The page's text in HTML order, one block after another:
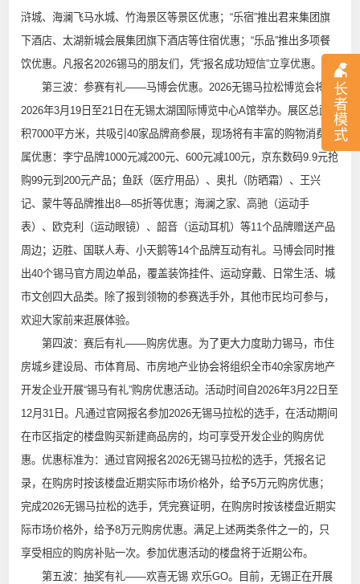
长
者
模
式
浒城、海澜飞马水城、竹海景区等景区优惠；“乐宿”推出君来集团旗
下酒店、太湖新城会展集团旗下酒店等住宿优惠；“乐品”推出多项餐
饮优惠。凡报名2026锡马的朋友们，凭“报名成功短信”立享优惠。
第三波：参赛有礼——马博会优惠。2026无锡马拉松博览会将于
2026年3月19日至21日在无锡太湖国际博览中心A馆举办。展区总面
积7000平方米，共吸引40家品牌商参展，现场将有丰富的购物消费专
属优惠：李宁品牌1000元减200元、600元减100元，京东数码9.9元抢
购99元到200元产品；鱼跃（医疗用品）、奥扎（防晒霜）、王兴
记、蒙牛等品牌推出8—85折等优惠；海澜之家、高驰（运动手
表）、欧克利（运动眼镜）、韶音（运动耳机）等11个品牌赠送产品
周边；迈胜、国联人寿、小天鹅等14个品牌互动有礼。马博会同时推
出40个锡马官方周边单品，覆盖装饰挂件、运动穿戴、日常生活、城
市文创四大品类。除了报到领物的参赛选手外，其他市民均可参与，
欢迎大家前来逛展体验。
第四波：赛后有礼——购房优惠。为了更大力度助力锡马，市住
房城乡建设局、市体育局、市房地产业协会将组织全市40余家房地产
开发企业开展“锡马有礼”购房优惠活动。活动时间自2026年3月22日至
12月31日。凡通过官网报名参加2026无锡马拉松的选手，在活动期间
在市区指定的楼盘购买新建商品房的，均可享受开发企业的购房优
惠。优惠标准为：通过官网报名2026无锡马拉松的选手，凭报名记
录，在购房时按该楼盘近期实际市场价格外，给予5万元购房优惠；
完成2026无锡马拉松的选手，凭完赛证明，在购房时按该楼盘近期实
际市场价格外，给予8万元购房优惠。满足上述两类条件之一的，只
享受相应的购房补贴一次。参加优惠活动的楼盘将于近期公布。
第五波：抽奖有礼——欢喜无锡 欢乐GO。目前，无锡正在开展